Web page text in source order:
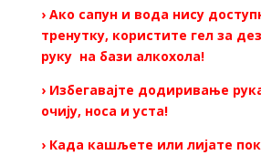
› Ако сапун и вода нису
тренутку, користите гел за
руку на бази алкохола!
› Избегавајте додиривање
очију, носа и уста!
› Када кашљете или лијате